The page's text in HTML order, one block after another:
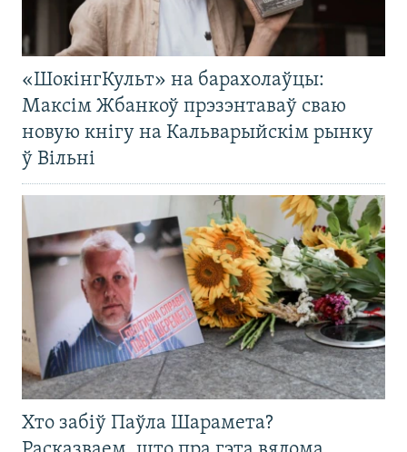
«ШокінгКульт» на барахолаўцы:
Максім Жбанкоў прэзэнтаваў сваю
новую кнігу на Кальварыйскім рынку
ў Вільні
Хто забіў Паўла Шарамета?